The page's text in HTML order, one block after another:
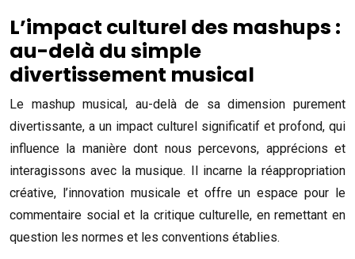
L’impact culturel des mashups :
au-delà du simple
divertissement musical
Le mashup musical, au-delà de sa dimension purement
divertissante, a un impact culturel significatif et profond, qui
influence la manière dont nous percevons, apprécions et
interagissons avec la musique. Il incarne la réappropriation
créative, l’innovation musicale et offre un espace pour le
commentaire social et la critique culturelle, en remettant en
question les normes et les conventions établies.